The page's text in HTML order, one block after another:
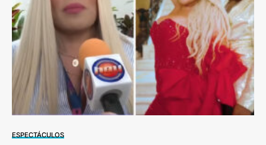
ESPECTÁCULOS